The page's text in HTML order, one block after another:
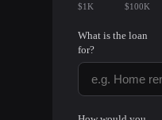
$1K $100K
What is the loan
for?